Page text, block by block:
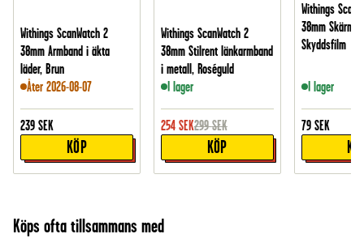
Withings ScanWatch 2
38mm Armband i äkta
läder, Brun
Åter 2026-08-07
239 SEK
KÖP
Withings ScanWatch 2
38mm Stilrent länkarmband
i metall, Roséguld
I lager
254 SEK299 SEK
KÖP
Withings
38mm
Skyddsfilm
I lager
79 SEK
Köps ofta tillsammans med